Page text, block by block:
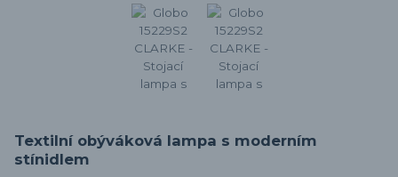
Textilní obýváková lampa s moderním
stínidlem